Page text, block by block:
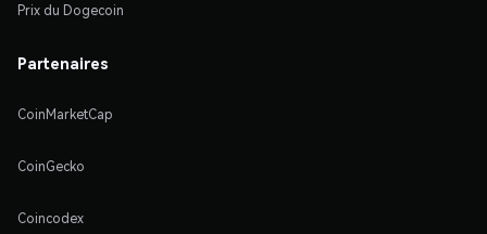
Prix du Dogecoin
Partenaires
CoinMarketCap
CoinGecko
Coincodex